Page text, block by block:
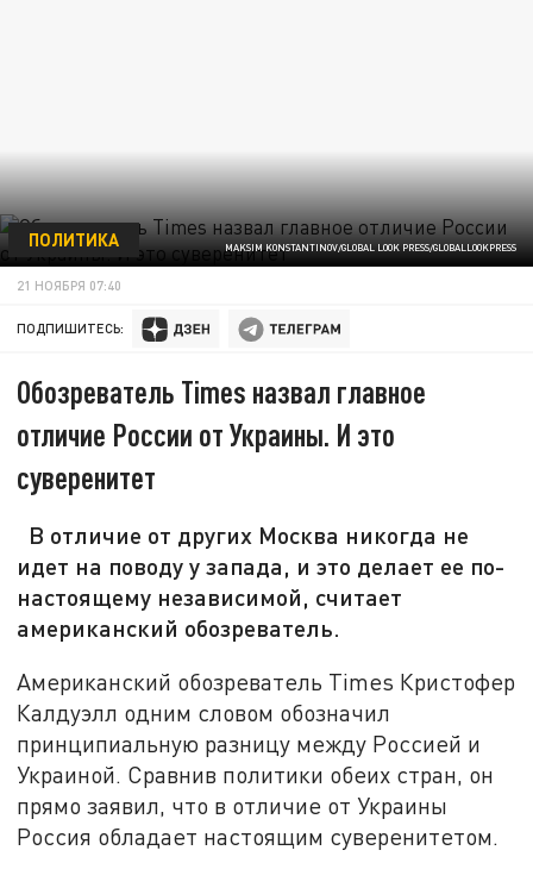
MAKSIM KONSTANTINOV/GLOBAL LOOK PRESS/GLOBALLOOKPRESS
ПОЛИТИКА
21 НОЯБРЯ 07:40
ПОДПИШИТЕСЬ:
Обозреватель Times назвал главное
отличие России от Украины. И это
суверенитет
В отличие от других Москва никогда не
идет на поводу у запада, и это делает ее по-
настоящему независимой, считает
американский обозреватель.
Американский обозреватель Times Кристофер
Калдуэлл одним словом обозначил
принципиальную разницу между Россией и
Украиной. Сравнив политики обеих стран, он
прямо заявил, что в отличие от Украины
Россия обладает настоящим суверенитетом.